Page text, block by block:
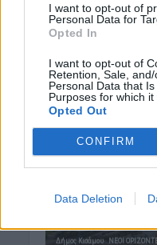
I want to opt-out of
Personal Data for
Opted In
I want to opt-out of
Retention, Sale,
Personal Data that
Purposes for which it
Opted Out
CONFIRM
Data Deletion